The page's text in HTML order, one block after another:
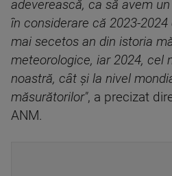
adeverească, ca să avem
în considerare că 2023-
mai secetos an din istoria
meteorologice, iar 2024, cel
noastră, cât şi la nivel
măsurătorilor", a precizat
ANM.